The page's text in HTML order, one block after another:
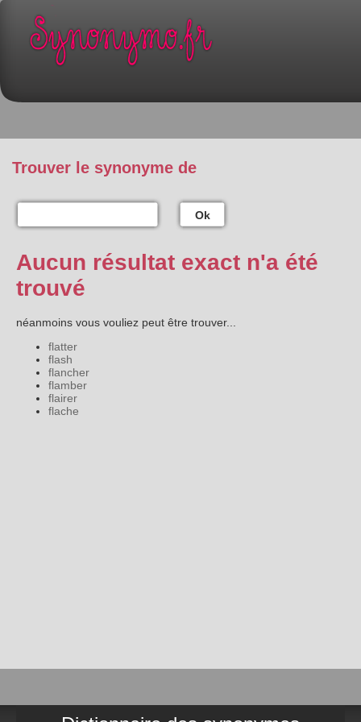
Trouver le synonyme de
Ok
Aucun résultat exact n'a été
trouvé
néanmoins vous vouliez peut être trouver...
flatter
flash
flancher
flamber
flairer
flache